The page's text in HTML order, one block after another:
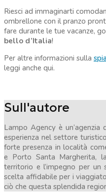
Riesci ad immaginarti
ombrellone con il pranzo
fare durante le tue vacanze,
bello d’Italia!
Per altre informazioni sulla
leggi anche qui.
Sull'autore
Lampo Agency è
esperienza nel settore
forte presenza in località
e Porto Santa Margherita,
territorio e l’impegno per
scelta affidabile per i
ciò che questa splendida